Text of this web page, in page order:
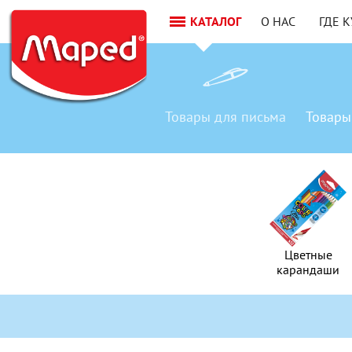
КАТАЛОГ О НАС ГДЕ
Товары
Цветные
карандаши
Товары для письма Товары
Цветные
карандаши